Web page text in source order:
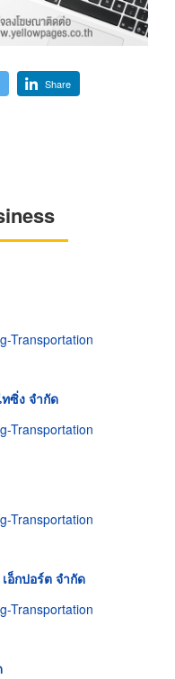
Share
Transportation
ซิ่ง จำกัด
Transportation
Transportation
อ็กปอร์ต จำกัด
Transportation